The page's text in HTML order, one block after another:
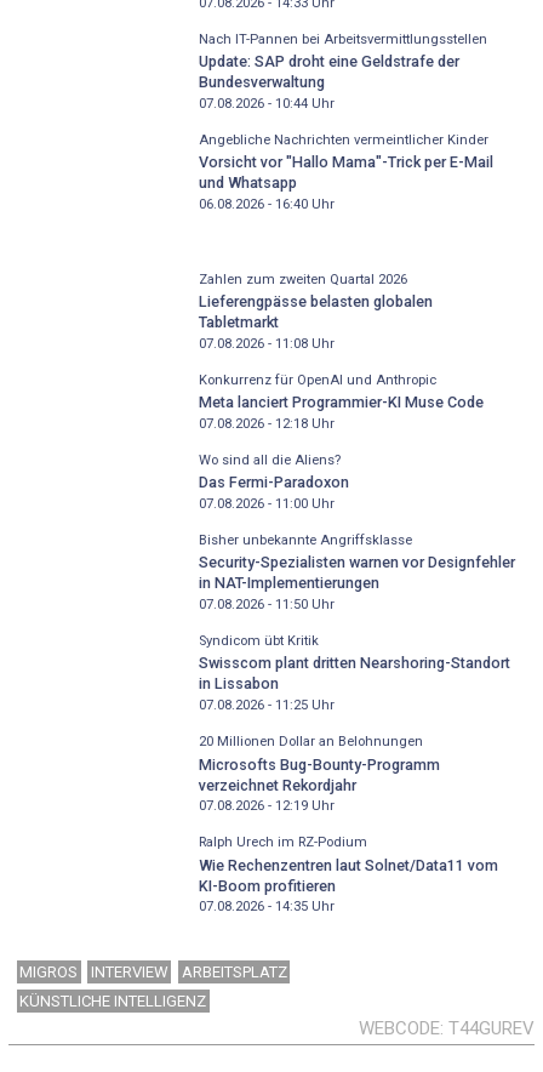
Nach IT-Pannen bei Arbeitsvermittlungsstellen
Update: SAP droht eine Geldstrafe der
Bundesverwaltung
07.08.2026 - 10:44Uhr
Angebliche Nachrichten vermeintlicher Kinder
Vorsicht vor "Hallo Mama"-Trick per E-Mail
und Whatsapp
06.08.2026 - 16:40Uhr
Zahlen zum zweiten Quartal 2026
Lieferengpässe belasten globalen
Tabletmarkt
07.08.2026 - 11:08Uhr
Konkurrenz für OpenAI und Anthropic
Meta lanciert Programmier-KI Muse Code
07.08.2026 - 12:18Uhr
Wo sind all die Aliens?
Das Fermi-Paradoxon
07.08.2026 - 11:00Uhr
Bisher unbekannte Angriffsklasse
Security-Spezialisten warnen vor Designfehler
in NAT-Implementierungen
07.08.2026 - 11:50Uhr
Syndicom übt Kritik
Swisscom plant dritten Nearshoring-Standort
in Lissabon
07.08.2026 - 11:25Uhr
20 Millionen Dollar an Belohnungen
Microsofts Bug-Bounty-Programm
verzeichnet Rekordjahr
07.08.2026 - 12:19Uhr
Ralph Urech im RZ-Podium
Wie Rechenzentren laut Solnet/Data11 vom
KI-Boom profitieren
07.08.2026 - 14:35Uhr
MIGROS INTERVIEW
ARBEITSPLATZ
KÜNSTLICHE INTELLIGENZ
WEBCODE T44GUREV